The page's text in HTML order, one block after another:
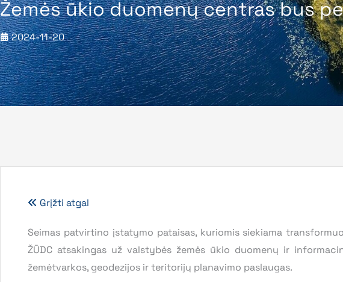
Žemės ūkio duomenų centras bus
2024-11-20
Grįžti atgal
Seimas patvirtino įstatymo pataisas, kuriomis siekiama
ŽŪDC atsakingas už valstybės žemės ūkio duomenų ir
žemėtvarkos, geodezijos ir teritorijų planavimo paslaugas.